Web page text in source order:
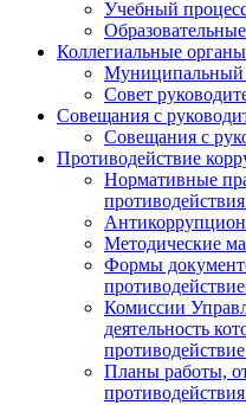
Учебный
Коллегиальные органы
Муниципальный
Совет
Совещания с
Совещания с
Противодействие
Нормативные
Методические
Формы
Комиссии
деятельность
Планы работы,